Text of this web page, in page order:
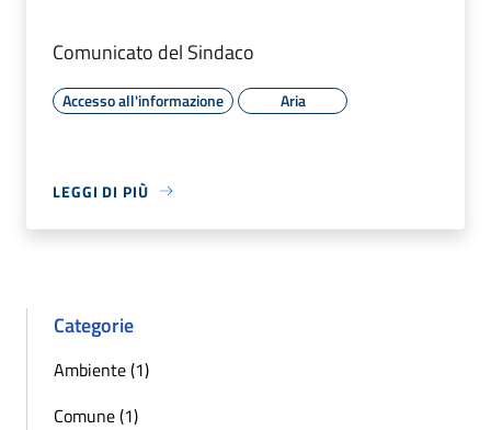
Comunicato del Sindaco
Accesso all'informazione Aria
LEGGI DI PIÙ
Categorie
Ambiente (1)
Comune (1)